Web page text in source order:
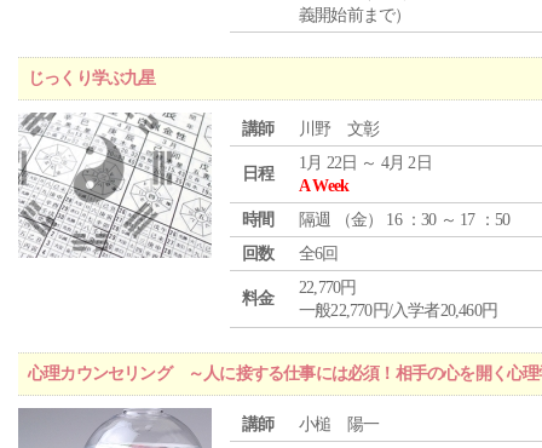
義開始前まで）
じっくり学ぶ九星
講師 川野 文彰
日程
1月 22日 ～ 4月 2日
A Week
時間
隔週 （金） 16 ：30 ～ 17 ：50
回数
全6回
料金
22,770円
一般22,770円/入学者20,460円
心理カウンセリング ～人に接する仕事には必須！相手の心を開く心理
講師 小槌 陽一